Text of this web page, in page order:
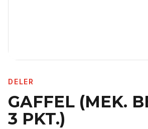
DELER
GAFFEL (MEK.
3 PKT.)